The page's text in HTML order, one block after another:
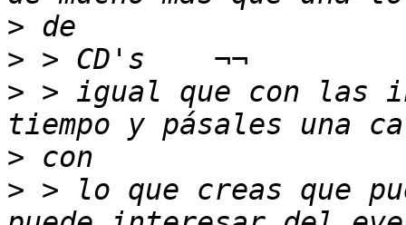
>
>
> > igual que con las
>
> > lo que creas que